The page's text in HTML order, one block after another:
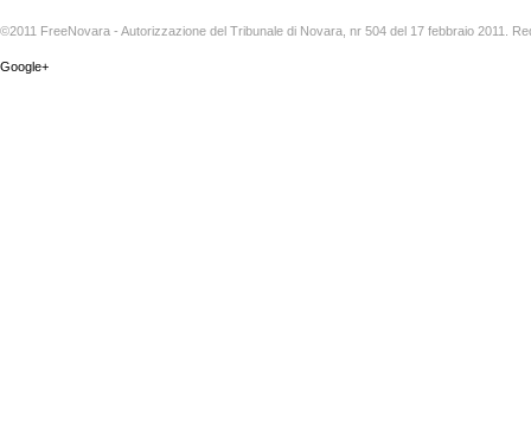
©2011 FreeNovara - Autorizzazione del Tribunale di Novara, nr 504 del 17 febbraio 2011.
Google+